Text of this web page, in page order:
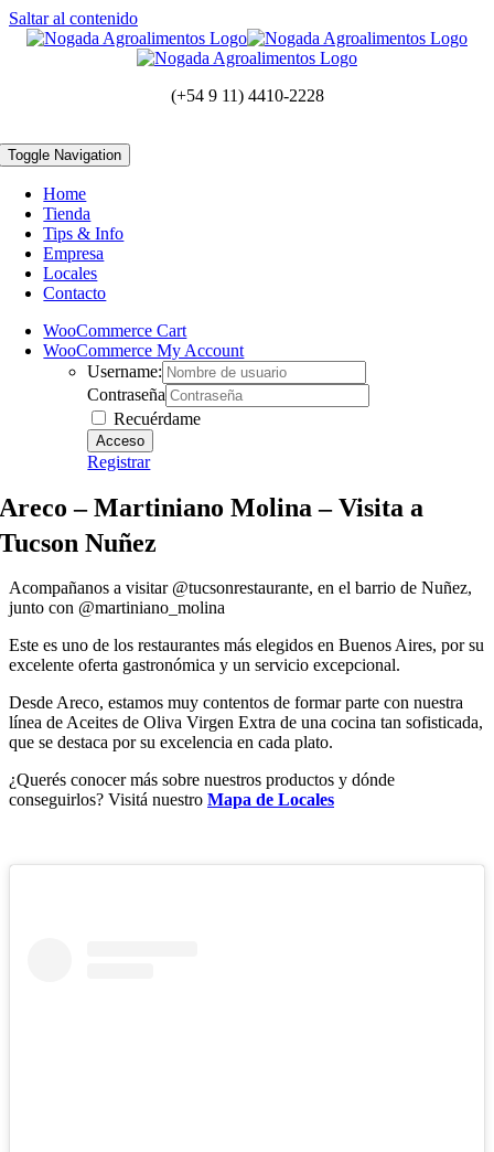
Saltar al contenido
(+54 9 11) 4410-2228
Toggle Navigation
Home
Tienda
Tips & Info
Empresa
Locales
Contacto
WooCommerce Cart
WooCommerce My Account
Username:
Contraseña
Recuérdame
Registrar
Areco – Martiniano Molina – Visita a
Tucson Nuñez
Acompañanos a visitar @tucsonrestaurante, en el barrio de Nuñez,
junto con @martiniano_molina
Este es uno de los restaurantes más elegidos en Buenos Aires, por su
excelente oferta gastronómica y un servicio excepcional.
Desde Areco, estamos muy contentos de formar parte con nuestra
línea de Aceites de Oliva Virgen Extra de una cocina tan sofisticada,
que se destaca por su excelencia en cada plato.
¿Querés conocer más sobre nuestros productos y dónde
conseguirlos? Visitá nuestro Mapa de Locales